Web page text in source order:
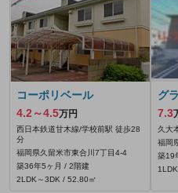
コーポリベール
4.2～4.5万円
西日本鉄道甘木線/学校前駅 徒歩28
分
福岡県久留米市東合川7丁目4-4
築36年5ヶ月 / 2階建
2LDK～3DK / 52.80㎡
グ
7.3
久大
福岡
築19